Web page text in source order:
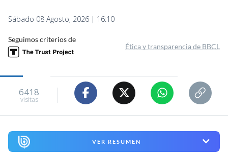
Sábado 08 Agosto, 2026 | 16:10
Seguimos criterios de
Ética y transparencia de BBCL
6418
visitas
VER RESUMEN